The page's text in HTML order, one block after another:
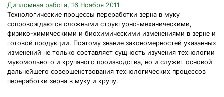
Дипломная работа, 16 Ноября 2011
Технологические процессы переработки зерна в муку
сопровождаются сложными структурно-механическими,
физико-химическими и биохимическими изменениями в зерне и
готовой продукции. Поэтому знание закономерностей указанных
изменений не только составляет сущность изучения технологии
мукомольного и крупяного производства, но и служит основой
дальнейшего совершенствования технологических процессов
переработки зерна в муку и крупу.